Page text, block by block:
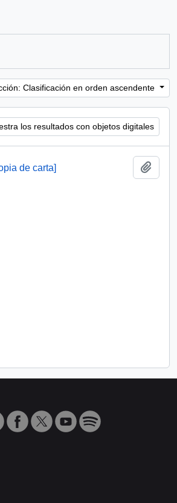
Clasificación en orden ascendente
los resultados con objetos digitales
de carta]